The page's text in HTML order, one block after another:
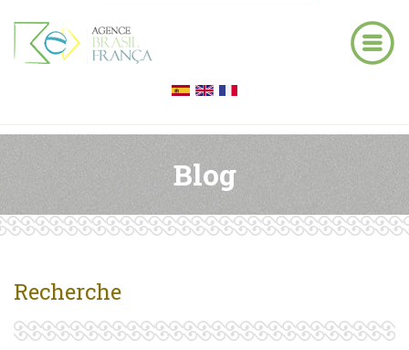
Blog
Recherche